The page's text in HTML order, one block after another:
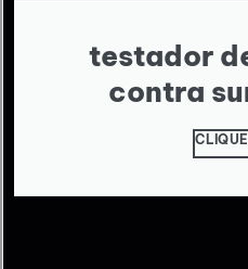
testador
contra